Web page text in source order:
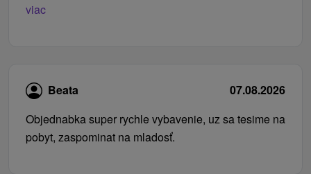
viac
Beata
07.08.2026
Objednabka super rychle vybavenie, uz sa tesime na
pobyt, zaspominat na mladosť.